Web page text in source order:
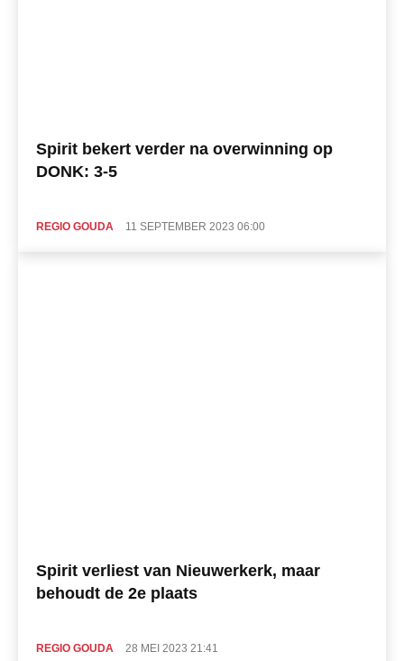
Spirit bekert verder na overwinning op
DONK: 3-5
REGIO GOUDA 11 SEPTEMBER 2023 06:00
Spirit verliest van Nieuwerkerk, maar
behoudt de 2e plaats
REGIO GOUDA 28 MEI 2023 21:41